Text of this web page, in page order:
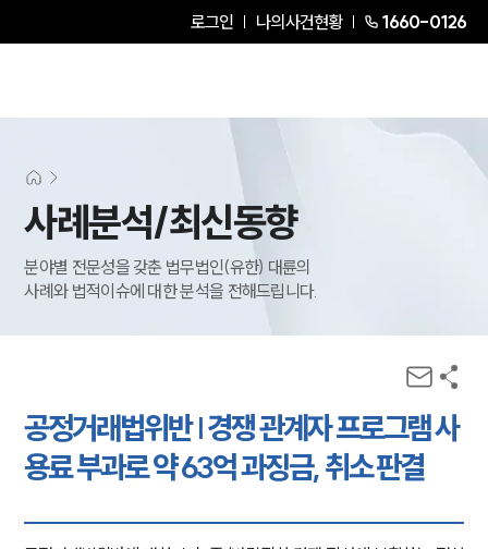
로그인 나의사건현황 1660-0126
사례분석/최신동향
분야별 전문성을 갖춘 법무법인(유한) 대륜의
사례와 법적이슈에 대한 분석을 전해드립니다.
공정거래법위반 | 경쟁 관계자 프로그램 사
용료 부과로 약 63억 과징금, 취소 판결